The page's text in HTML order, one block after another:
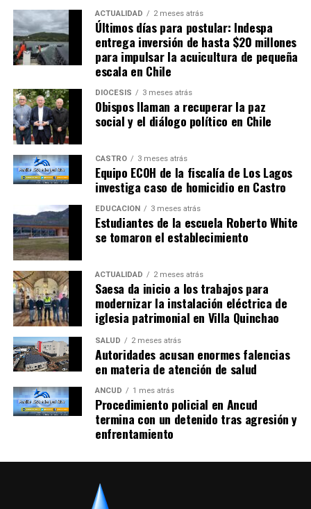
ACTUALIDAD 2 meses atrás
Últimos días para postular: Indespa
entrega inversión de hasta $20 millones
para impulsar la acuicultura de pequeña
escala en Chile
DIÓCESIS 3 meses atrás
Obispos llaman a recuperar la paz
social y el diálogo político en Chile
CASTRO 3 meses atrás
Equipo ECOH de la fiscalía de Los Lagos
investiga caso de homicidio en Castro
EDUCACIÓN 3 meses atrás
Estudiantes de la escuela Roberto White
se tomaron el establecimiento
ACTUALIDAD 2 meses atrás
Saesa da inicio a los trabajos para
modernizar la instalación eléctrica de
iglesia patrimonial en Villa Quinchao
SALUD 2 meses atrás
Autoridades acusan enormes falencias
en materia de atención de salud
ANCUD 1 mes atrás
Procedimiento policial en Ancud
termina con un detenido tras agresión y
enfrentamiento